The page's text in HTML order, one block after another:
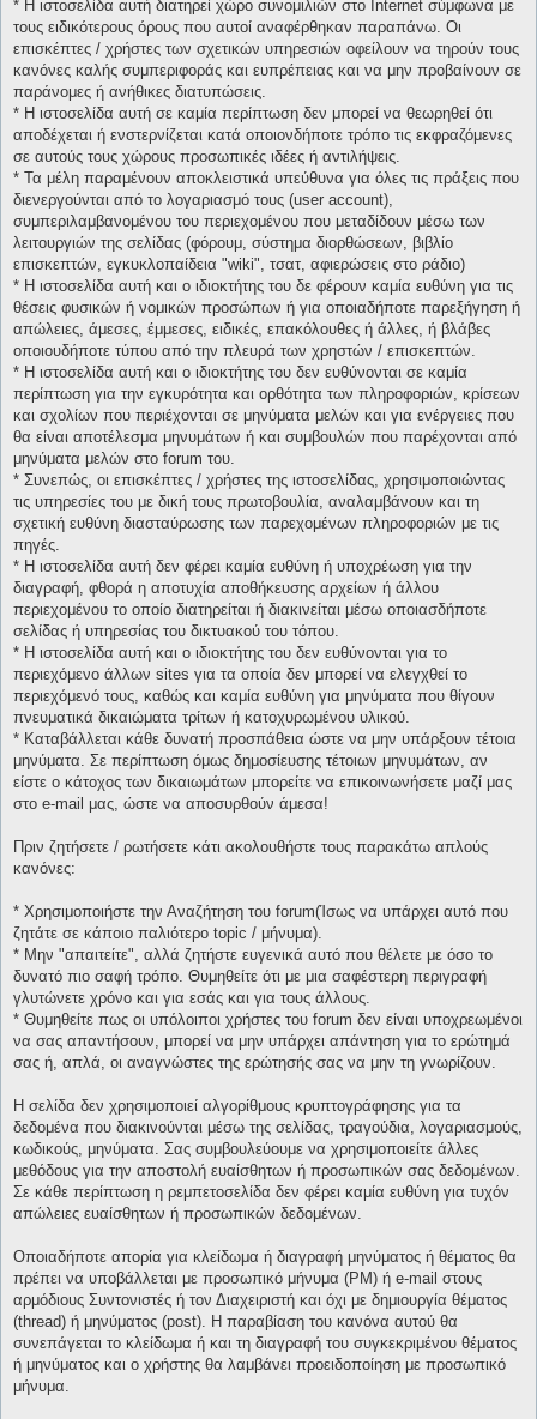
* H ιστοσελίδα αυτή διατηρεί χώρο συνομιλιών στο Internet σύμφωνα με
τους ειδικότερους όρους που αυτοί αναφέρθηκαν παραπάνω. Οι
επισκέπτες / χρήστες των σχετικών υπηρεσιών οφείλουν να τηρούν τους
κανόνες καλής συμπεριφοράς και ευπρέπειας και να μην προβαίνουν σε
παράνομες ή ανήθικες διατυπώσεις.
* H ιστοσελίδα αυτή σε καμία περίπτωση δεν μπορεί να θεωρηθεί ότι
αποδέχεται ή ενστερνίζεται κατά οποιονδήποτε τρόπο τις εκφραζόμενες
σε αυτούς τους χώρους προσωπικές ιδέες ή αντιλήψεις.
* Τα μέλη παραμένουν αποκλειστικά υπεύθυνα για όλες τις πράξεις που
διενεργούνται από το λογαριασμό τους (user account),
συμπεριλαμβανομένου του περιεχομένου που μεταδίδουν μέσω των
λειτουργιών της σελίδας (φόρουμ, σύστημα διορθώσεων, βιβλίο
επισκεπτών, εγκυκλοπαίδεια "wiki", τσατ, αφιερώσεις στο ράδιο)
* H ιστοσελίδα αυτή και ο ιδιοκτήτης του δε φέρουν καμία ευθύνη για τις
θέσεις φυσικών ή νομικών προσώπων ή για οποιαδήποτε παρεξήγηση ή
απώλειες, άμεσες, έμμεσες, ειδικές, επακόλουθες ή άλλες, ή βλάβες
οποιουδήποτε τύπου από την πλευρά των χρηστών / επισκεπτών.
* H ιστοσελίδα αυτή και ο ιδιοκτήτης του δεν ευθύνονται σε καμία
περίπτωση για την εγκυρότητα και ορθότητα των πληροφοριών, κρίσεων
και σχολίων που περιέχονται σε μηνύματα μελών και για ενέργειες που
θα είναι αποτέλεσμα μηνυμάτων ή και συμβουλών που παρέχονται από
μηνύματα μελών στο forum του.
* Συνεπώς, οι επισκέπτες / χρήστες της ιστοσελίδας, χρησιμοποιώντας
τις υπηρεσίες του με δική τους πρωτοβουλία, αναλαμβάνουν και τη
σχετική ευθύνη διασταύρωσης των παρεχομένων πληροφοριών με τις
πηγές.
* H ιστοσελίδα αυτή δεν φέρει καμία ευθύνη ή υποχρέωση για την
διαγραφή, φθορά η αποτυχία αποθήκευσης αρχείων ή άλλου
περιεχομένου το οποίο διατηρείται ή διακινείται μέσω οποιασδήποτε
σελίδας ή υπηρεσίας του δικτυακού του τόπου.
* H ιστοσελίδα αυτή και ο ιδιοκτήτης του δεν ευθύνονται για το
περιεχόμενο άλλων sites για τα οποία δεν μπορεί να ελεγχθεί το
περιεχόμενό τους, καθώς και καμία ευθύνη για μηνύματα που θίγουν
πνευματικά δικαιώματα τρίτων ή κατοχυρωμένου υλικού.
* Καταβάλλεται κάθε δυνατή προσπάθεια ώστε να μην υπάρξουν τέτοια
μηνύματα. Σε περίπτωση όμως δημοσίευσης τέτοιων μηνυμάτων, αν
είστε ο κάτοχος των δικαιωμάτων μπορείτε να επικοινωνήσετε μαζί μας
στο e-mail μας, ώστε να αποσυρθούν άμεσα!
Πριν ζητήσετε / ρωτήσετε κάτι ακολουθήστε τους παρακάτω απλούς
κανόνες:
* Χρησιμοποιήστε την Αναζήτηση του forum(Ίσως να υπάρχει αυτό που
ζητάτε σε κάποιο παλιότερο topic / μήνυμα).
* Μην "απαιτείτε", αλλά ζητήστε ευγενικά αυτό που θέλετε με όσο το
δυνατό πιο σαφή τρόπο. Θυμηθείτε ότι με μια σαφέστερη περιγραφή
γλυτώνετε χρόνο και για εσάς και για τους άλλους.
* Θυμηθείτε πως οι υπόλοιποι χρήστες του forum δεν είναι υποχρεωμένοι
να σας απαντήσουν, μπορεί να μην υπάρχει απάντηση για το ερώτημά
σας ή, απλά, οι αναγνώστες της ερώτησής σας να μην τη γνωρίζουν.
Η σελίδα δεν χρησιμοποιεί αλγορίθμους κρυπτογράφησης για τα
δεδομένα που διακινούνται μέσω της σελίδας, τραγούδια, λογαριασμούς,
κωδικούς, μηνύματα. Σας συμβουλεύουμε να χρησιμοποιείτε άλλες
μεθόδους για την αποστολή ευαίσθητων ή προσωπικών σας δεδομένων.
Σε κάθε περίπτωση η ρεμπετοσελίδα δεν φέρει καμία ευθύνη για τυχόν
απώλειες ευαίσθητων ή προσωπικών δεδομένων.
Οποιαδήποτε απορία για κλείδωμα ή διαγραφή μηνύματος ή θέματος θα
πρέπει να υποβάλλεται με προσωπικό μήνυμα (PM) ή e-mail στους
αρμόδιους Συντονιστές ή τον Διαχειριστή και όχι με δημιουργία θέματος
(thread) ή μηνύματος (post). Η παραβίαση του κανόνα αυτού θα
συνεπάγεται το κλείδωμα ή και τη διαγραφή του συγκεκριμένου θέματος
ή μηνύματος και ο χρήστης θα λαμβάνει προειδοποίηση με προσωπικό
μήνυμα.